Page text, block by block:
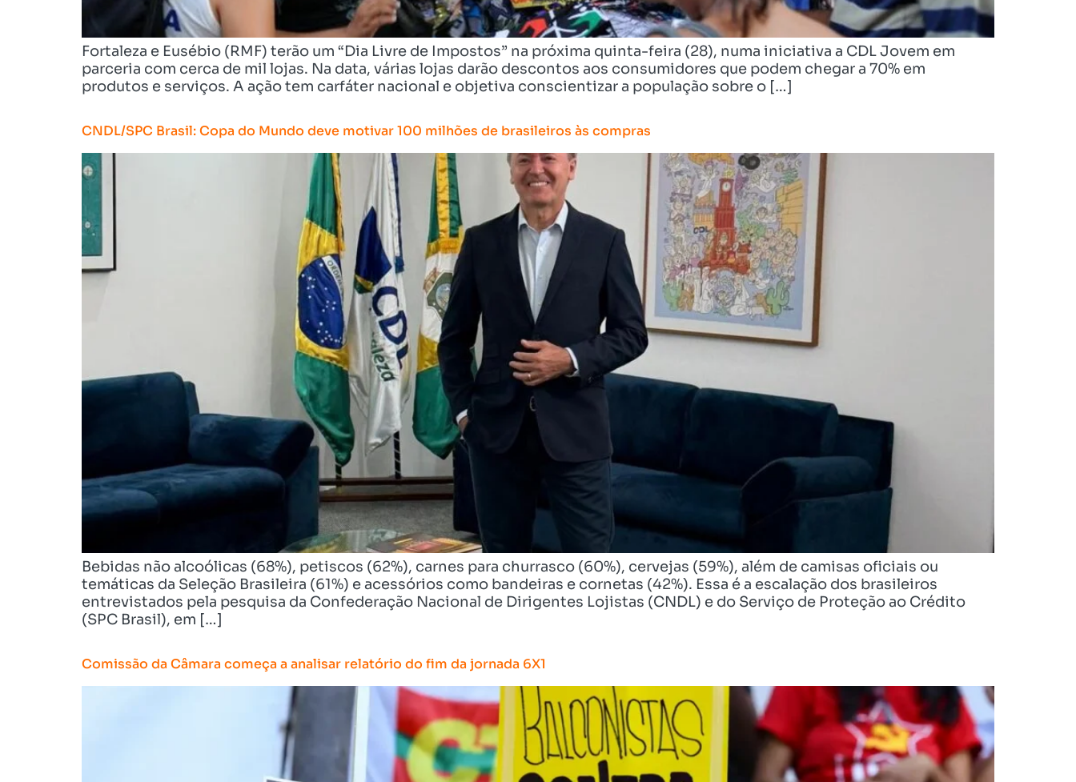
Fortaleza e Eusébio (RMF) terão um “Dia Livre de Impostos” na próxima quinta-feira (28), numa iniciativa a CDL Jovem em
parceria com cerca de mil lojas. Na data, várias lojas darão descontos aos consumidores que podem chegar a 70% em
produtos e serviços. A ação tem carfáter nacional e objetiva conscientizar a população sobre o […]
CNDL/SPC Brasil: Copa do Mundo deve motivar 100 milhões de brasileiros às compras
Bebidas não alcoólicas (68%), petiscos (62%), carnes para churrasco (60%), cervejas (59%), além de camisas oficiais ou
temáticas da Seleção Brasileira (61%) e acessórios como bandeiras e cornetas (42%). Essa é a escalação dos brasileiros
entrevistados pela pesquisa da Confederação Nacional de Dirigentes Lojistas (CNDL) e do Serviço de Proteção ao Crédito
(SPC Brasil), em […]
Comissão da Câmara começa a analisar relatório do fim da jornada 6X1